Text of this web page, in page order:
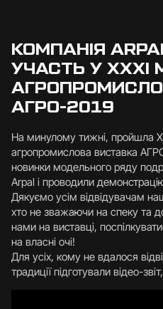
КОМПАНІЯ
УЧАСТЬ У ХХХІ
АГРО-2019
На минулому тижні, пройшла
агропромислова виставка
новинки модельного ряду
Arpal і проводили
Дякуємо усім відвідувачам
хто не зважаючи на спеку та
нами на виставці,
на власні очі!
Для усіх, кому не вдалося
традиції підготували відео-